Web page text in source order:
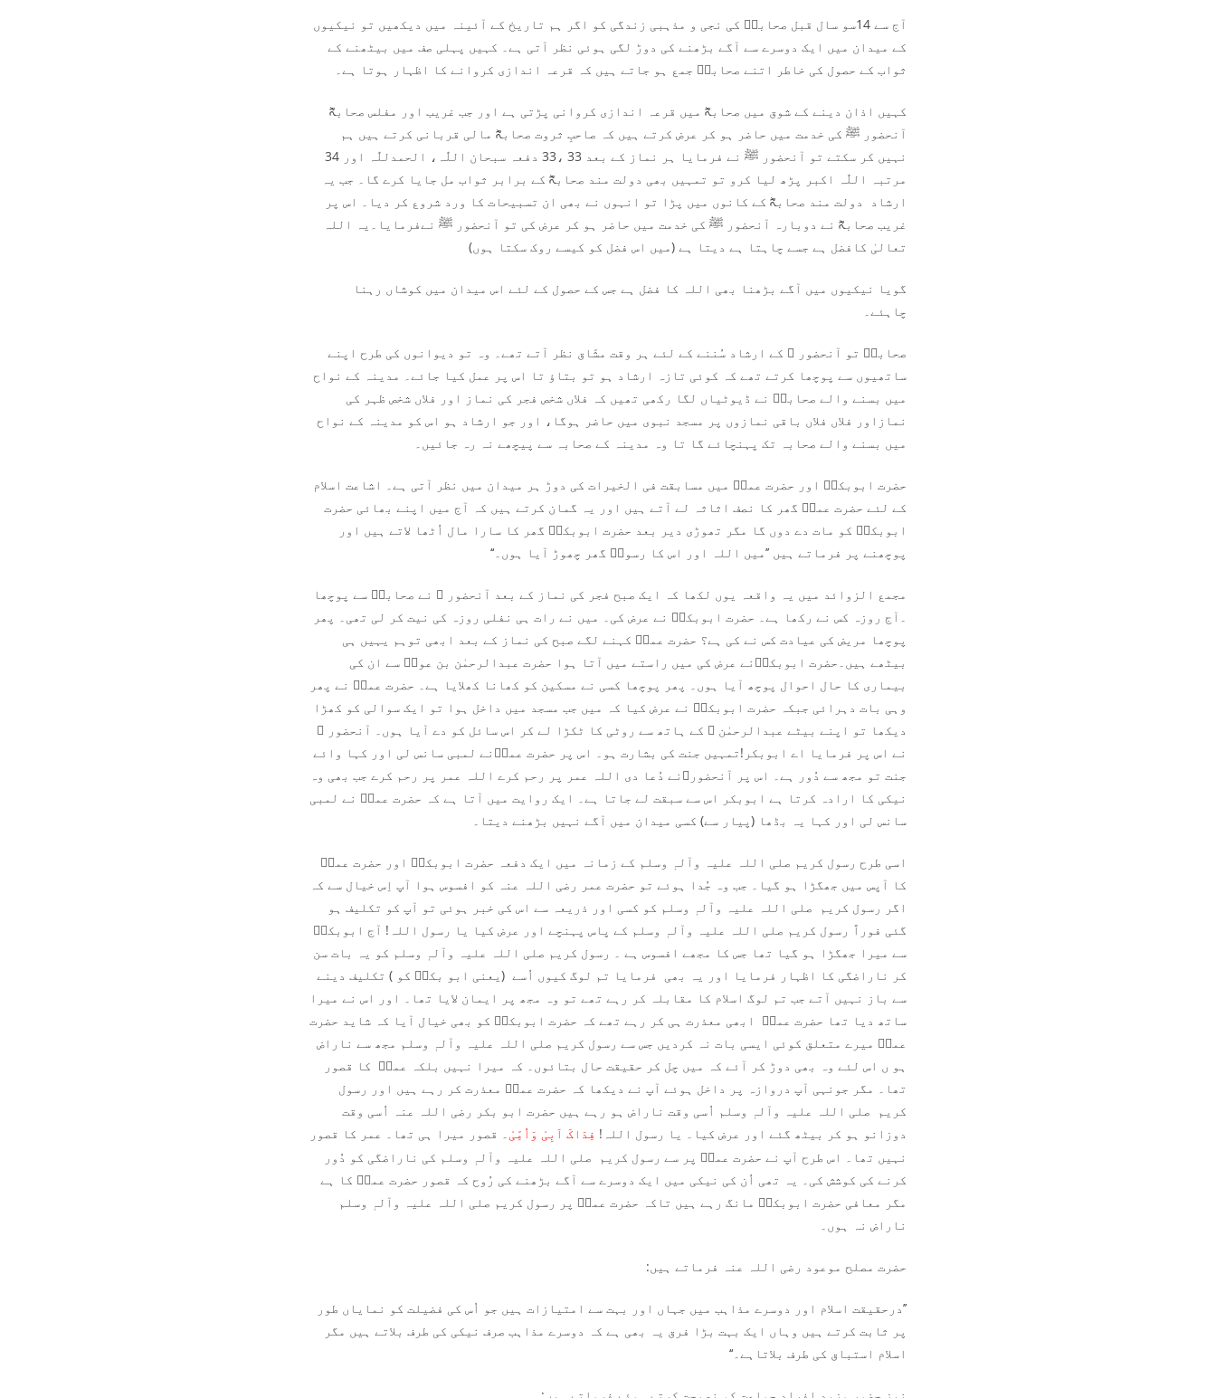
آج سے 14سو سال قبل صحابہؓ کی نجی و مذہبی زندگی کو اگر ہم تاریخ کے آئینہ میں دیکھیں تو نیکیوں
کے میدان میں ایک دوسرے سے آگے بڑھنے کی دوڑ لگی ہوئی نظر آتی ہے۔ کہیں پہلی صف میں بیٹھنے کے
ثواب کے حصول کی خاطر اتنے صحابہؓ جمع ہو جاتے ہیں کہ قرعہ اندازی کروانے کا اظہار ہوتا ہے۔
کہیں اذان دینے کے شوق میں صحابہؓ میں قرعہ اندازی کروانی پڑتی ہے اور جب غریب اور مفلس صحابہؓ
آنحضور ﷺ کی خدمت میں حاضر ہو کر عرض کرتے ہیں کہ صاحبِ ثروت صحابہؓ مالی قربانی کرتے ہیں ہم
نہیں کر سکتے تو آنحضور ﷺ نے فرمایا ہر نماز کے بعد 33 ،33 دفعہ سبحان اللّٰہ، الحمدللّٰہ اور 34
مرتبہ اللّٰہ اکبر پڑھ لیا کرو تو تمہیں بھی دولت مند صحابہؓ کے برابر ثواب مل جایا کرے گا۔ جب یہ
ارشاد دولت مند صحابہؓ کے کانوں میں پڑا تو انہوں نے بھی ان تسبیحات کا ورد شروع کر دیا۔ اس پر
غریب صحابہؓ نے دوبارہ آنحضور ﷺ کی خدمت میں حاضر ہو کر عرض کی تو آنحضور ﷺ نےفرمایا۔یہ اللہ
تعالیٰ کافضل ہے جسے چاہتا ہے دیتا ہے (میں اس فضل کو کیسے روک سکتا ہوں)
گویا نیکیوں میں آگے بڑھنا بھی اللہ کا فضل ہے جس کے حصول کے لئے اس میدان میں کوشاں رہنا
چاہئے۔
صحابہؓ تو آنحضور ﷺ کے ارشاد سُننے کے لئے ہر وقت مشّاق نظر آتے تھے۔ وہ تو دیوانوں کی طرح اپنے
ساتھیوں سے پوچھا کرتے تھے کہ کوئی تازہ ارشاد ہو تو بتاؤ تا اس پر عمل کیا جائے۔ مدینہ کے نواح
میں بسنے والے صحابہؓ نے ڈیوٹیاں لگا رکھی تھیں کہ فلاں شخص فجر کی نماز اور فلاں شخص ظہر کی
نمازاور فلاں فلاں باقی نمازوں پر مسجد نبوی میں حاضر ہوگا، اور جو ارشاد ہو اس کو مدینہ کے نواح
میں بسنے والے صحابہ تک پہنچائے گا تا وہ مدینہ کے صحابہ سے پیچھے نہ رہ جائیں۔
حضرت ابوبکرؓ اور حضرت عمرؓ میں مسابقت فی الخیرات کی دوڑ ہر میدان میں نظر آتی ہے۔ اشاعت اسلام
کے لئے حضرت عمرؓ گھر کا نصف اثاثہ لے آتے ہیں اور یہ گمان کرتے ہیں کہ آج میں اپنے بھائی حضرت
ابوبکرؓ کو مات دے دوں گا مگر تھوڑی دیر بعد حضرت ابوبکرؓ گھر کا سارا مال اُٹھا لاتے ہیں اور
پوچھنے پر فرماتے ہیں ’’میں اللہ اور اس کا رسولؐ گھر چھوڑ آیا ہوں۔‘‘
مجمع الزوائد میں یہ واقعہ یوں لکھا کہ ایک صبح فجر کی نماز کے بعد آنحضور ﷺ نے صحابہؓ سے پوچھا
۔آج روزہ کس نے رکھا ہے۔ حضرت ابوبکرؓ نے عرض کی۔ میں نے رات ہی نفلی روزہ کی نیت کر لی تھی۔ پھر
پوچھا مریض کی عیادت کس نے کی ہے؟ حضرت عمرؓ کہنے لگے صبح کی نماز کے بعد ابھی توہم یہیں ہی
بیٹھے ہیں۔حضرت ابوبکرؓنے عرض کی میں راستے میں آتا ہوا حضرت عبدالرحمٰن بن عوفؓ سے ان کی
بیماری کا حال احوال پوچھ آیا ہوں۔ پھر پوچھا کسی نے مسکین کو کھانا کھلایا ہے۔ حضرت عمرؓ نے پھر
وہی بات دہرائی جبکہ حضرت ابوبکرؓ نے عرض کیا کہ میں جب مسجد میں داخل ہوا تو ایک سوالی کو کھڑا
دیکھا تو اپنے بیٹے عبدالرحمٰن ؓ کے ہاتھ سے روٹی کا ٹکڑا لے کر اس سائل کو دے آیا ہوں۔ آنحضور ﷺ
نے اس پر فرمایا اے ابوبکر!تمہیں جنت کی بشارت ہو۔ اس پر حضرت عمرؓنے لمبی سانس لی اور کہا وائے
جنت تو مجھ سے دُور ہے۔ اس پر آنحضورﷺنے دُعا دی اللہ عمر پر رحم کرے اللہ عمر پر رحم کرے جب بھی وہ
نیکی کا ارادہ کرتا ہے ابوبکر اس سے سبقت لے جاتا ہے۔ ایک روایت میں آتا ہے کہ حضرت عمرؓ نے لمبی
سانس لی اور کہا یہ بڈھا (پیار سے) کسی میدان میں آگے نہیں بڑھنے دیتا۔
اسی طرح رسول کریم صلی اللہ علیہ وآلہٖ وسلم کے زمانہ میں ایک دفعہ حضرت ابوبکرؓ اور حضرت عمرؓ
کا آپس میں جھگڑا ہو گیا۔ جب وہ جُدا ہوئے تو حضرت عمر رضی اللہ عنہ کو افسوس ہوا آپ اِس خیال سے کہ
اگر رسول کریم صلی اللہ علیہ وآلہٖ وسلم کو کسی اور ذریعہ سے اس کی خبر ہوئی تو آپ کو تکلیف ہو
گئی فوراً رسول کریم صلی اللہ علیہ وآلہٖ وسلم کے پاس پہنچے اور عرض کیا یا رسول اللہ! آج ابوبکرؓ
سے میرا جھگڑا ہو گیا تھا جس کا مجھے افسوس ہے ۔ رسول کریم صلی اللہ علیہ وآلہٖ وسلم کو یہ بات سن
کر ناراضگی کا اظہار فرمایا اور یہ بھی فرمایا تم لوگ کیوں اُسے (یعنی ابو بکرؓ کو ) تکلیف دینے
سے باز نہیں آتے جب تم لوگ اسلام کا مقابلہ کر رہے تھے تو وہ مجھ پر ایمان لایا تھا۔ اور اس نے میرا
ساتھ دیا تھا حضرت عمرؓ ابھی معذرت ہی کر رہے تھے کہ حضرت ابوبکرؓ کو بھی خیال آیا کہ شاید حضرت
عمرؓ میرے متعلق کوئی ایسی بات نہ کردیں جس سے رسول کریم صلی اللہ علیہ وآلہٖ وسلم مجھ سے ناراض
ہو ں اس لئے وہ بھی دوڑ کر آئے کہ میں چل کر حقیقت حال بتائوں۔ کہ میرا نہیں بلکہ عمرؓ کا قصور
تھا۔ مگر جونہی آپ دروازہ پر داخل ہوئے آپ نے دیکھا کہ حضرت عمرؓ معذرت کر رہے ہیں اور رسول
کریم صلی اللہ علیہ وآلہٖ وسلم اُسی وقت ناراض ہو رہے ہیں حضرت ابو بکر رضی اللہ عنہ اُسی وقت
دوزانو ہو کر بیٹھ گئے اور عرض کیا۔ یا رسول اللہ! فِدَاکَ اَبِیْ وَاُمِّیْ ۔ قصور میرا ہی تھا۔ عمر کا قصور
نہیں تھا۔ اس طرح آپ نے حضرت عمرؓ پر سے رسول کریم صلی اللہ علیہ وآلہٖ وسلم کی ناراضگی کو دُور
کرنے کی کوشش کی۔ یہ تھی اُن کی نیکی میں ایک دوسرے سے آگے بڑھنے کی رُوح کہ قصور حضرت عمرؓ کا ہے
مگر معافی حضرت ابوبکرؓ مانگ رہے ہیں تاکہ حضرت عمرؓ پر رسول کریم صلی اللہ علیہ وآلہٖ وسلم
ناراض نہ ہوں۔
حضرت مصلح موعود رضی اللہ عنہ فرماتے ہیں:
’’درحقیقت اسلام اور دوسرے مذاہب میں جہاں اور بہت سے امتیازات ہیں جو اُس کی فضیلت کو نمایاں طور
پر ثابت کرتے ہیں وہاں ایک بہت بڑا فرق یہ بھی ہے کہ دوسرے مذاہب صرف نیکی کی طرف بلاتے ہیں مگر
اسلام استباق کی طرف بلاتاہے۔‘‘